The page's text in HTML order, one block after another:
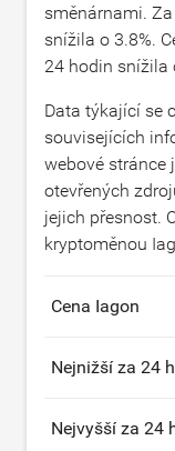
směnárnami.
snížila o 3.8%.
24 hodin snížila
Data týkající se
souvisejících
webové stránce
otevřených
jejich přesnost.
kryptoměnou
Cena Iagon
Nejnižší za 24
Nejvyšší za 24